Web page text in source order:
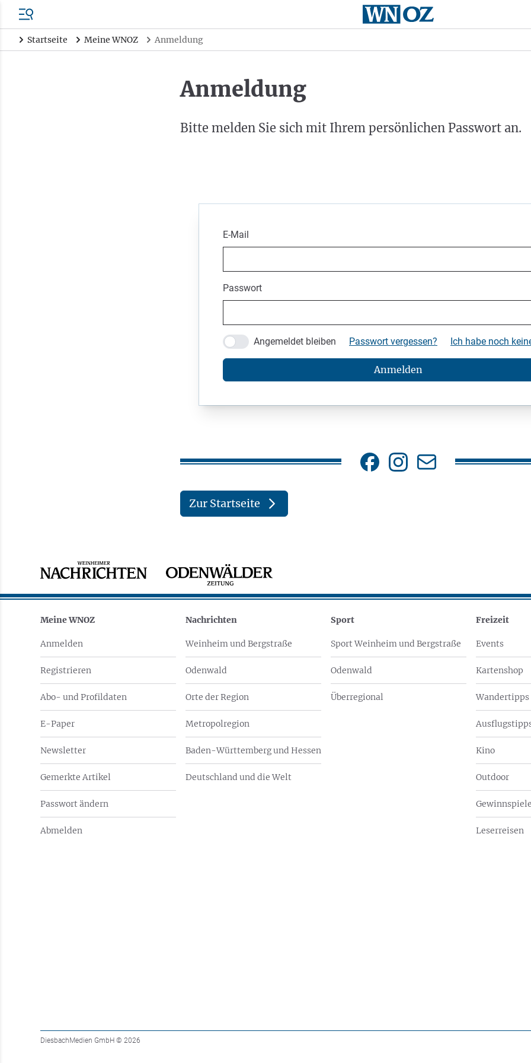
Startseite Meine WNOZ Anmeldung
Anmeldung
Bitte melden Sie sich mit Ihrem persönlichen Passwort an.
E-Mail
Passwort
Angemeldet bleiben Passwort vergessen? Ich habe noch
Anmelden
Zur Startseite
Meine WNOZ
Anmelden
Registrieren
Abo- und Profildaten
E-Paper
Newsletter
Gemerkte Artikel
Passwort ändern
Abmelden
Nachrichten
Weinheim und Bergstraße
Odenwald
Orte der Region
Metropolregion
Baden-Württemberg und Hessen
Deutschland und die Welt
Sport
Sport Weinheim und Bergstraße
Odenwald
Überregional
Freizeit
Events
Kartenshop
Wandertipps
Kino
Outdoor
Gewinnspiele
Leserreisen
DiesbachMedien GmbH © 2026